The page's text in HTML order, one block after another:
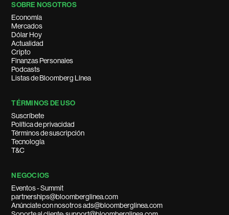
SOBRE NOSOTROS
Economía
Mercados
Dólar Hoy
Actualidad
Cripto
Finanzas Personales
Podcasts
Listas de Bloomberg Línea
TÉRMINOS DE USO
Suscríbete
Política de privacidad
Términos de suscripción
Tecnología
T&C
NEGOCIOS
Eventos - Summit
partnerships@bloomberglinea.com
Anúnciate con nosotros ads@bloomberglinea.com